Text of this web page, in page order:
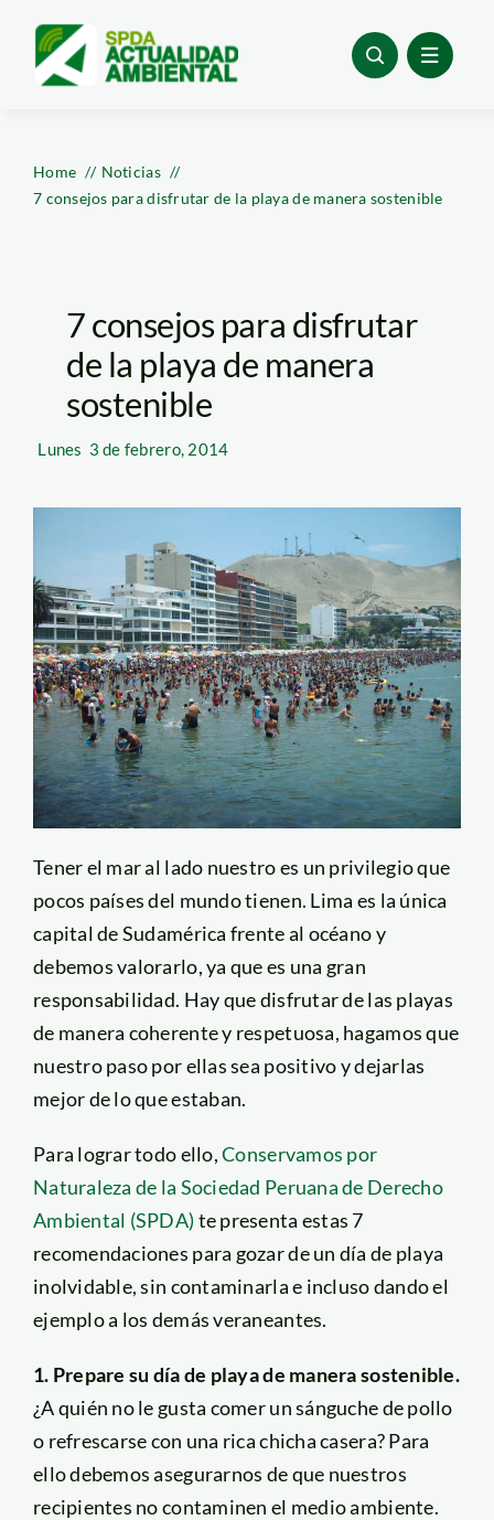
content
Home
Noticias
7 consejos para disfrutar de la playa de manera sostenible
7 consejos para disfrutar
de la playa de manera
sostenible
Lunes 3 de febrero, 2014
Tener el mar al lado nuestro es un privilegio que
pocos países del mundo tienen. Lima es la única
capital de Sudamérica frente al océano y
debemos valorarlo, ya que es una gran
responsabilidad. Hay que disfrutar de las playas
de manera coherente y respetuosa, hagamos que
nuestro paso por ellas sea positivo y dejarlas
mejor de lo que estaban.
Para lograr todo ello,Conservamos por
Naturaleza de la Sociedad Peruana de Derecho
Ambiental (SPDA) te presenta estas 7
recomendaciones para gozar de un día de playa
inolvidable, sin contaminarla e incluso dando el
ejemplo a los demás veraneantes.
1. Prepare su día de playa de manera sostenible.
¿A quién no le gusta comer un sánguche de pollo
o refrescarse con una rica chicha casera? Para
ello debemos asegurarnos de que nuestros
recipientes no contaminen el medio ambiente.